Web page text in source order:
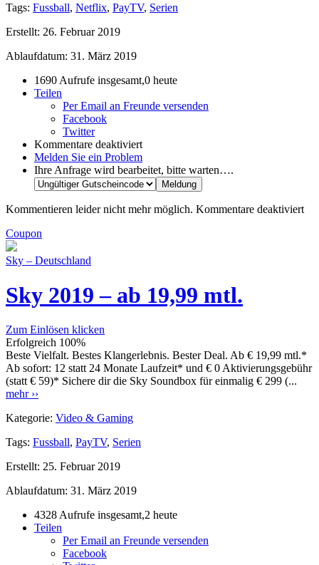
Tags: Fussball, Netflix, PayTV, Serien
Erstellt: 26. Februar 2019
Ablaufdatum: 31. März 2019
1690 Aufrufe insgesamt,0 heute
Teilen
Per Email an Freunde versenden
Facebook
Twitter
Kommentare deaktiviert
Melden Sie ein Problem
Ihre Anfrage wird bearbeitet, bitte warten….
Kommentieren leider nicht mehr möglich. Kommentare deaktiviert
Coupon
Sky – Deutschland
Sky 2019 – ab 19,99 mtl.
Zum Einlösen klicken
Erfolgreich 100%
Beste Vielfalt. Bestes Klangerlebnis. Bester Deal. Ab € 19,99 mtl.*
Ab sofort: 12 statt 24 Monate Laufzeit* und € 0 Aktivierungsgebühr
(statt € 59)* Sichere dir die Sky Soundbox für einmalig € 299 (...
mehr ››
Kategorie: Video & Gaming
Tags: Fussball, PayTV, Serien
Erstellt: 25. Februar 2019
Ablaufdatum: 31. März 2019
4328 Aufrufe insgesamt,2 heute
Teilen
Per Email an Freunde versenden
Facebook